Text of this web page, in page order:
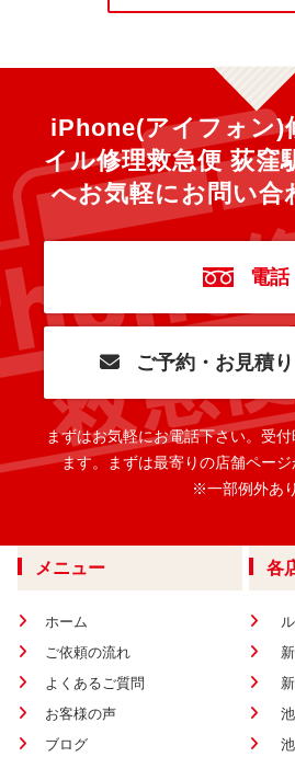
iPhone(アイフォン)
イル修理救急便 荻窪
へお気軽にお問い合
電話
ご予約・お見積
まずはお気軽にお電話下さい。 受付
ます。
まずは最寄りの店舗ページ
※一部例外あり
メニュー
ホーム
ご依頼の流れ
よくあるご質問
お客様の声
ブログ
各